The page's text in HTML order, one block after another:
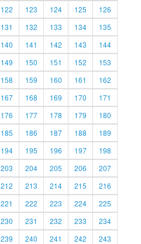
122 123 124 125
126
131 132 133 134
135
140 141 142 143
144
149 150 151 152
153
158 159 160 161
162
167 168 169 170
171
176 177 178 179
180
185 186 187 188
189
194 195 196 197
198
203 204 205 206
207
212 213 214 215
216
221 222 223 224
225
230 231 232 233
234
239 240 241 242
243